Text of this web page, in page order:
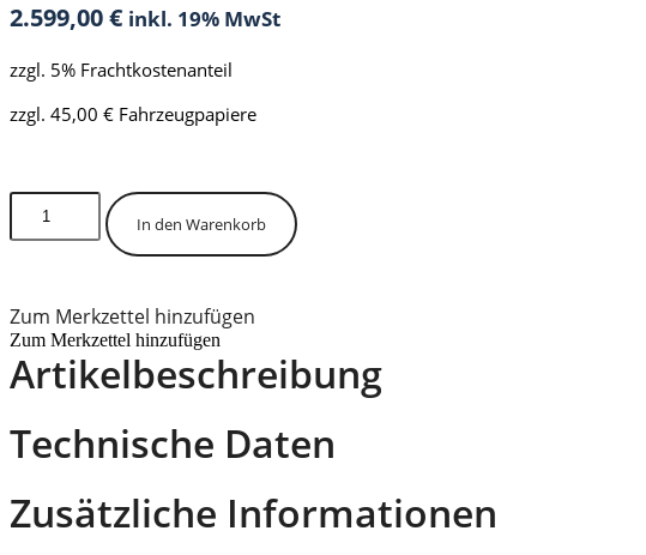
2.599,00€ inkl. 19% MwSt
zzgl. 5% Frachtkostenanteil
zzgl. 45,00 € Fahrzeugpapiere
Alubordwanderhöhung
57
abnehmbar
-
3
Seiten
schwenkbar
In den Warenkorb
Zum Merkzettel hinzufügen
Zum Merkzettel hinzufügen
Artikelbeschreibung
Technische Daten
Zusätzliche Informationen